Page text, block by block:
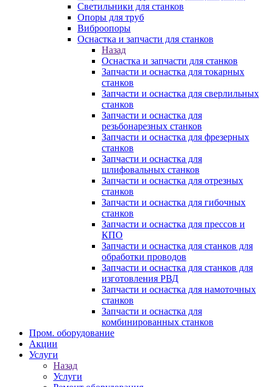
Светильники для станков
Опоры для труб
Виброопоры
Оснастка и запчасти для станков
Назад
Оснастка и запчасти для станков
Запчасти и оснастка для токарных
станков
Запчасти и оснастка для сверлильных
станков
Запчасти и оснастка для
резьбонарезных станков
Запчасти и оснастка для фрезерных
станков
Запчасти и оснастка для
шлифовальных станков
Запчасти и оснастка для отрезных
станков
Запчасти и оснастка для гибочных
станков
Запчасти и оснастка для прессов и
КПО
Запчасти и оснастка для станков для
обработки проводов
Запчасти и оснастка для станков для
изготовления РВД
Запчасти и оснастка для намоточных
станков
Запчасти и оснастка для
комбинированных станков
Пром. оборудование
Акции
Услуги
Назад
Услуги